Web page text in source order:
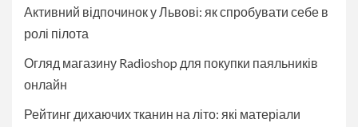
Активний відпочинок у Львові: як спробувати себе в
ролі пілота
Огляд магазину Radioshop для покупки паяльників
онлайн
Рейтинг дихаючих тканин на літо: які матеріали